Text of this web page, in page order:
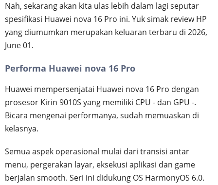
Nah, sekarang akan kita ulas lebih dalam lagi seputar
spesifikasi Huawei nova 16 Pro ini. Yuk simak review HP
yang diumumkan merupakan keluaran terbaru di 2026,
June 01.
Performa Huawei nova 16 Pro
Huawei mempersenjatai Huawei nova 16 Pro dengan
prosesor Kirin 9010S yang memiliki CPU - dan GPU -.
Bicara mengenai performanya, sudah memuaskan di
kelasnya.
Semua aspek operasional mulai dari transisi antar
menu, pergerakan layar, eksekusi aplikasi dan game
berjalan smooth. Seri ini didukung OS HarmonyOS 6.0.